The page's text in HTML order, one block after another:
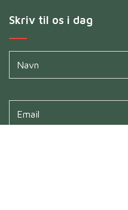
Skriv til os i dag
Navn*
Untitled*